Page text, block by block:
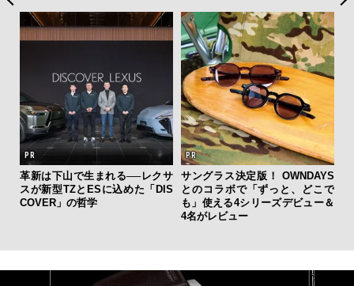
革新は下山で生まれる──レクサ
スが新型TZとESに込めた「DIS
COVER」の哲学
サングラス決定版！ OWNDAYS
とのコラボで「ずっと、どこで
も」使える4シリーズデビュー＆
4名がレビュー